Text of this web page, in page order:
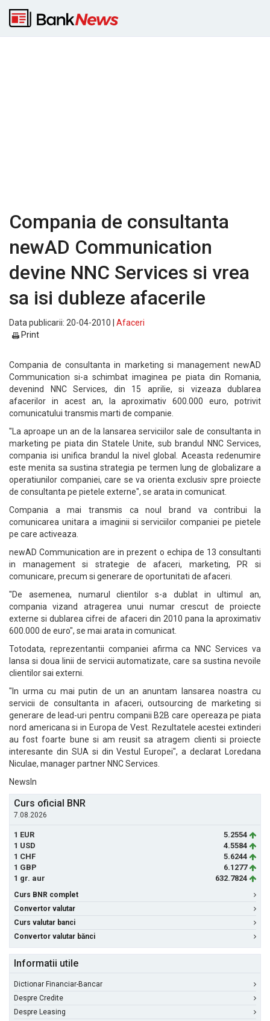
Compania de consultanta
newAD Communication
devine NNC Services si vrea
sa isi dubleze afacerile
Data publicarii: 20-04-2010 | Afaceri
Print
Compania de consultanta in marketing si management newAD
Communication si-a schimbat imaginea pe piata din Romania,
devenind NNC Services, din 15 aprilie, si vizeaza dublarea
afacerilor in acest an, la aproximativ 600.000 euro, potrivit
comunicatului transmis marti de companie.
"La aproape un an de la lansarea serviciilor sale de consultanta in
marketing pe piata din Statele Unite, sub brandul NNC Services,
compania isi unifica brandul la nivel global. Aceasta redenumire
este menita sa sustina strategia pe termen lung de globalizare a
operatiunilor companiei, care se va orienta exclusiv spre proiecte
de consultanta pe pietele externe", se arata in comunicat.
Compania a mai transmis ca noul brand va contribui la
comunicarea unitara a imaginii si serviciilor companiei pe pietele
pe care activeaza.
newAD Communication are in prezent o echipa de 13 consultanti
in management si strategie de afaceri, marketing, PR si
comunicare, precum si generare de oportunitati de afaceri.
"De asemenea, numarul clientilor s-a dublat in ultimul an,
compania vizand atragerea unui numar crescut de proiecte
externe si dublarea cifrei de afaceri din 2010 pana la aproximativ
600.000 de euro", se mai arata in comunicat.
Totodata, reprezentantii companiei afirma ca NNC Services va
lansa si doua linii de servicii automatizate, care sa sustina nevoile
clientilor sai externi.
"In urma cu mai putin de un an anuntam lansarea noastra cu
servicii de consultanta in afaceri, outsourcing de marketing si
generare de lead-uri pentru companii B2B care opereaza pe piata
nord americana si in Europa de Vest. Rezultatele acestei extinderi
au fost foarte bune si am reusit sa atragem clienti si proiecte
interesante din SUA si din Vestul Europei", a declarat Loredana
Niculae, manager partner NNC Services.
NewsIn
Curs oficial BNR
7.08.2026
1 EUR
5.2554
1 USD
4.5584
1 CHF
5.6244
1 GBP
6.1277
1 gr. aur
632.7824
Curs BNR complet
Convertor valutar
Curs valutar banci
Convertor valutar bănci
Informatii utile
Dictionar Financiar-Bancar
Despre Credite
Despre Leasing